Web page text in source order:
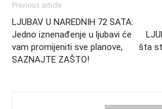
Previous article
LJUBAV U NAREDNIH 72 SATA:
Jedno iznenađenje u ljubavi će
vam promijeniti sve planove,
SAZNAJTE ZAŠTO!
šta